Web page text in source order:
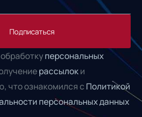
Подписаться
персональных
рассылоки
что ознакомился с Политикой
персональных данных